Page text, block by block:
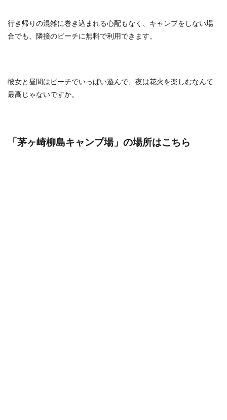
行き帰りの混雑に巻き込まれる心配もなく、キャンプをしない場
合でも、隣接のビーチに無料で利用できます。
彼女と昼間はビーチでいっぱい遊んで、夜は花火を楽しむなんて
最高じゃないですか。
「茅ヶ崎柳島キャンプ場」の場所はこちら